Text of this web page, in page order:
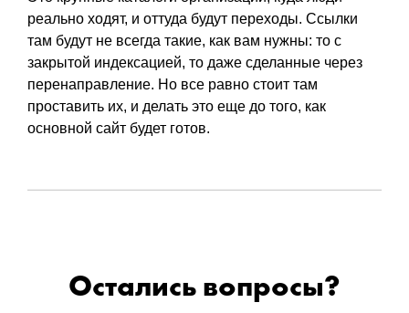
реально ходят, и оттуда будут переходы. Ссылки
там будут не всегда такие, как вам нужны: то с
закрытой индексацией, то даже сделанные через
перенаправление. Но все равно стоит там
проставить их, и делать это еще до того, как
основной сайт будет готов.
Остались вопросы?